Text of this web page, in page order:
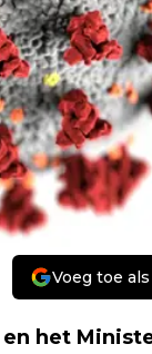
Voeg toe
het